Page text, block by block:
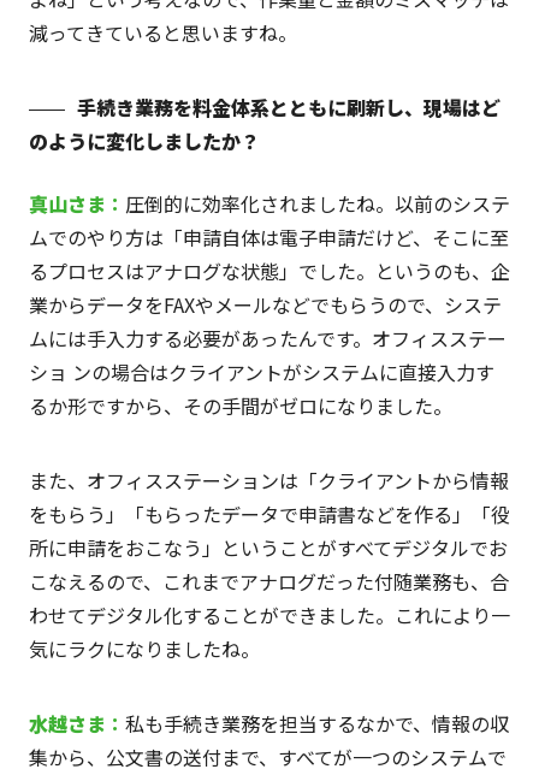
減ってきていると思いますね。
手続き業務を料金体系とともに刷新し、現場はど
のように変化しましたか？
真山さま ： 圧倒的に効率化されましたね。以前のシステ
ムでのやり方は「申請自体は電子申請だけど、そこに至
るプロセスはアナログな状態」でした。というのも、企
業からデータをFAXやメールなどでもらうので、システ
ムには手入力する必要があったんです。オフィスステー
ショ ンの場合はクライアントがシステムに直接入力す
るか形ですから、その手間がゼロになりました。
また、オフィスステーションは「クライアントから情報
をもらう」「もらったデータで申請書などを作る」「役
所に申請をおこなう」ということがすべてデジタルでお
こなえるので、これまでアナログだった付随業務も、合
わせてデジタル化することができました。これにより一
気にラクになりましたね。
水越さま ： 私も手続き業務を担当するなかで、情報の収
集から、公文書の送付まで、すべてが一つのシステムで